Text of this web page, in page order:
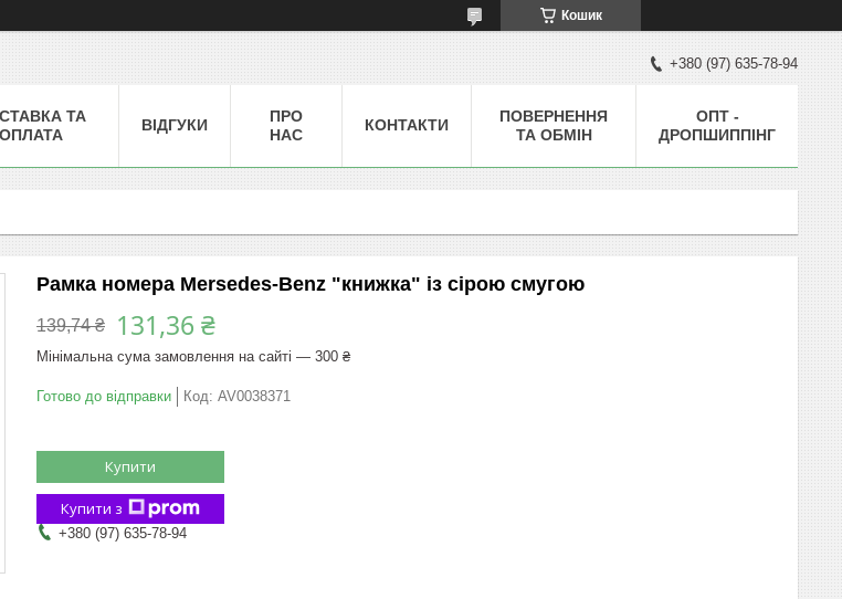
Кошик
+380 (97) 635-78-94
ТА
ОПЛАТА
ВІДГУКИ
ПРО
НАС
КОНТАКТИ
ПОВЕРНЕННЯ
ТА ОБМІН
ОПТ -
ДРОПШИППІНГ
Рамка номера Mersedes-Benz "книжка" із сірою смугою
139,74 ₴ 131,36 ₴
Мінімальна сума замовлення на сайті — 300 ₴
Готово до відправки Код: AV0038371
Купити
Купити з
+380 (97) 635-78-94